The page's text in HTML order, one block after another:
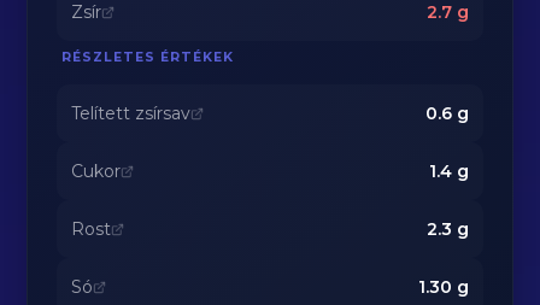
Zsír 2.7g
RÉSZLETES ÉRTÉKEK
Telített zsírsav 0.6g
Cukor 1.4g
Rost 2.3 g
Só 1.30 g